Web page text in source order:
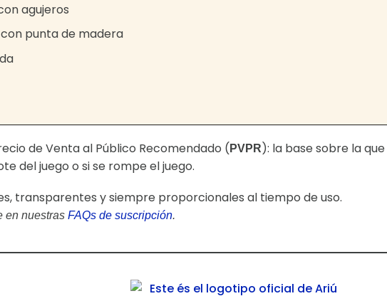
agujeros
punta de madera
de Venta al Público Recomendado (PVPR): la base sobre la
del juego o si se rompe el juego.
transparentes y siempre proporcionales al tiempo de uso.
en nuestras FAQs de suscripción.